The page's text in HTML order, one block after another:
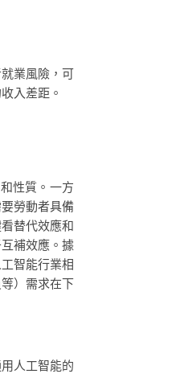
業風險，可
入差距。
性質。一方
勞動者具備
替代效應和
補效應。據
智能行業相
）需求在下
人工智能的